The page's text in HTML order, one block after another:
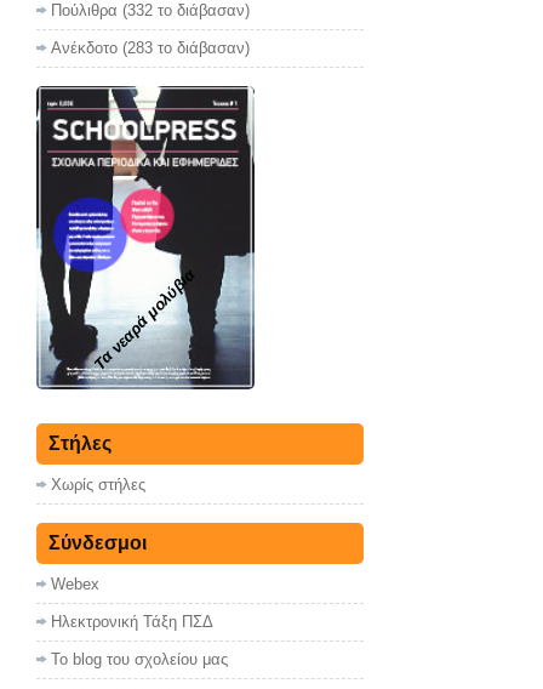
Πούλιθρα (332 το διάβασαν)
Ανέκδοτο (283 το διάβασαν)
Τα νεαρά μολύβια
Στήλες
Χωρίς στήλες
Σύνδεσμοι
Webex
Ηλεκτρονική Τάξη ΠΣΔ
Το blog του σχολείου μας